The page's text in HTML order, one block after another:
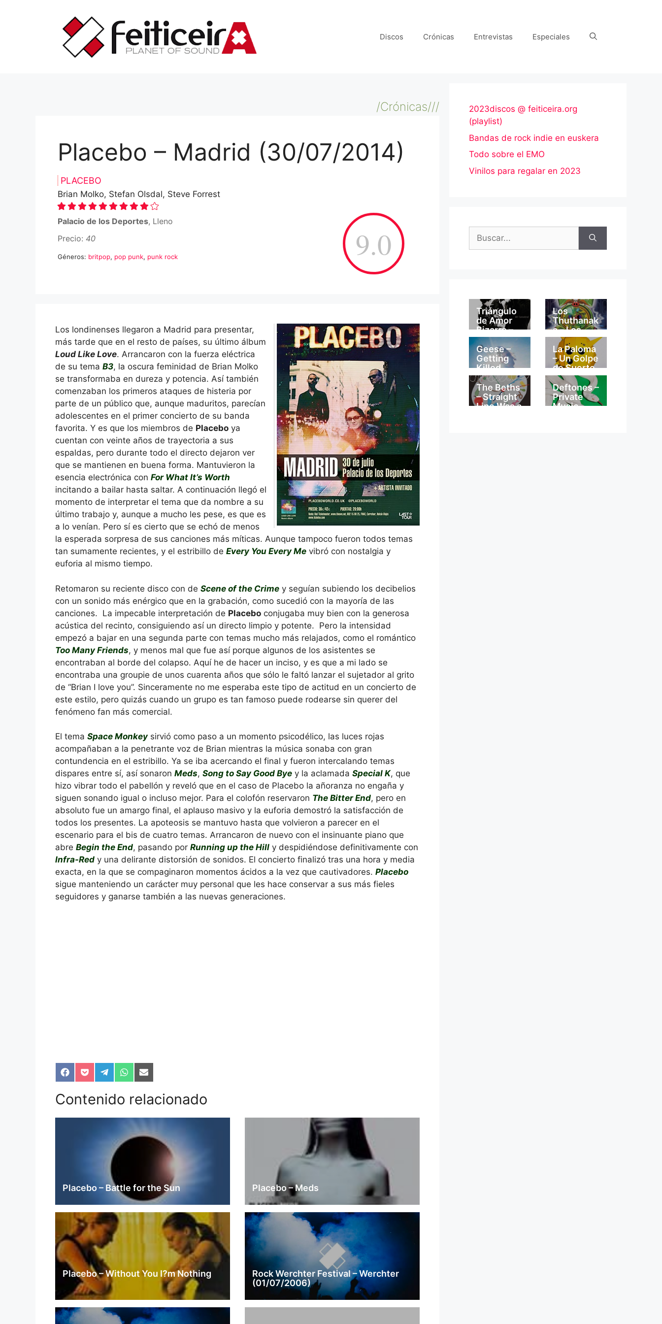
Discos Crónicas Entrevistas Especiales
/Crónicas///
Placebo – Madrid (30/07/2014)
PLACEBO
Brian Molko, Stefan Olsdal, Steve Forrest
9.0
Palacio de los Deportes, Lleno
Precio: 40
Géneros: britpop, pop punk, punk rock
Los londinenses llegaron a Madrid para presentar,
más tarde que en el resto de países, su último álbum
Loud Like Love. Arrancaron con la fuerza eléctrica
de su tema B3, la oscura feminidad de Brian Molko
se transformaba en dureza y potencia. Así también
comenzaban los primeros ataques de histeria por
parte de un público que, aunque maduritos, parecían
adolescentes en el primer concierto de su banda
favorita. Y es que los miembros de Placebo ya
cuentan con veinte años de trayectoria a sus
espaldas, pero durante todo el directo dejaron ver
que se mantienen en buena forma. Mantuvieron la
esencia electrónica con For What It’s Worth
incitando a bailar hasta saltar. A continuación llegó el
momento de interpretar el tema que da nombre a su
último trabajo y, aunque a mucho les pese, es que es
a lo venían. Pero sí es cierto que se echó de menos
la esperada sorpresa de sus canciones más míticas. Aunque tampoco fueron todos temas
tan sumamente recientes, y el estribillo de Every You Every Me vibró con nostalgia y
euforia al mismo tiempo.
Retomaron su reciente disco con de Scene of the Crime y seguían subiendo los decibelios
con un sonido más enérgico que en la grabación, como sucedió con la mayoría de las
canciones. La impecable interpretación de Placebo conjugaba muy bien con la generosa
acústica del recinto, consiguiendo así un directo limpio y potente. Pero la intensidad
empezó a bajar en una segunda parte con temas mucho más relajados, como el romántico
Too Many Friends, y menos mal que fue así porque algunos de los asistentes se
encontraban al borde del colapso. Aquí he de hacer un inciso, y es que a mi lado se
encontraba una groupie de unos cuarenta años que sólo le faltó lanzar el sujetador al grito
de “Brian I love you”. Sinceramente no me esperaba este tipo de actitud en un concierto de
este estilo, pero quizás cuando un grupo es tan famoso puede rodearse sin querer del
fenómeno fan más comercial.
El tema Space Monkeysirvió como paso a un momento psicodélico, las luces rojas
acompañaban a la penetrante voz de Brian mientras la música sonaba con gran
contundencia en el estribillo. Ya se iba acercando el final y fueron intercalando temas
dispares entre sí, así sonaron Meds, Song to Say Good Bye y la aclamada Special K, que
hizo vibrar todo el pabellón y reveló que en el caso de Placebo la añoranza no engaña y
siguen sonando igual o incluso mejor. Para el colofón reservaron The Bitter End, pero en
absoluto fue un amargo final, el aplauso masivo y la euforia demostró la satisfacción de
todos los presentes. La apoteosis se mantuvo hasta que volvieron a parecer en el
escenario para el bis de cuatro temas. Arrancaron de nuevo con el insinuante piano que
abre Begin the End, pasando por Running up the Hill y despidiéndose definitivamente con
Infra-Red y una delirante distorsión de sonidos. El concierto finalizó tras una hora y media
exacta, en la que se compaginaron momentos ácidos a la vez que cautivadores. Placebo
sigue manteniendo un carácter muy personal que les hace conservar a sus más fieles
seguidores y ganarse también a las nuevas generaciones.
Compartir
en
Facebook
Compartir
en
Pocket
Compartir
en
Telegram
Compartir
en
WhatsApp
Compartir
en
Email
Contenido relacionado
Placebo – Battle for the Sun Placebo – Meds
Placebo – Without You I?m Nothing
Rock Werchter Festival – Werchter
(01/07/2006)
2023discos @ feiticeira.org
(playlist)
Bandas de rock indie en euskera
Todo sobre el EMO
Vinilos para regalar en 2023
Triángulo
de Amor
Bizarro –
Mi
Catedral
Los
Thuthanak
a – Los
Thuthanak
a
Geese –
Getting
Killed
La Paloma
– Un Golpe
de Suerte
The Beths
– Straight
Line Was a
Deftones –
Private
Music